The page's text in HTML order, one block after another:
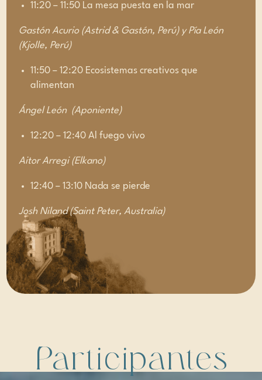
11:20 – 11:50 La mesa puesta en la mar
Gastón Acurio (Astrid & Gastón, Perú) y Pía León
(Kjolle, Perú)
11:50 – 12:20 Ecosistemas creativos que
alimentan
Ángel León (Aponiente)
12:20 – 12:40 Al fuego vivo
Aitor Arregi (Elkano)
12:40 – 13:10 Nada se pierde
Josh Niland (Saint Peter, Australia)
Participantes